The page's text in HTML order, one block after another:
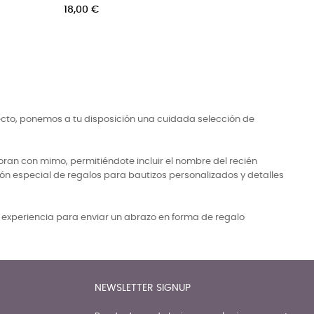
Precio
14,50 €
ponemos a tu disposición una cuidada selección de
con mimo, permitiéndote incluir el nombre del recién
especial de regalos para bautizos personalizados y detalles
para enviar un abrazo en forma de regalo
NEWSLETTER SIGNUP